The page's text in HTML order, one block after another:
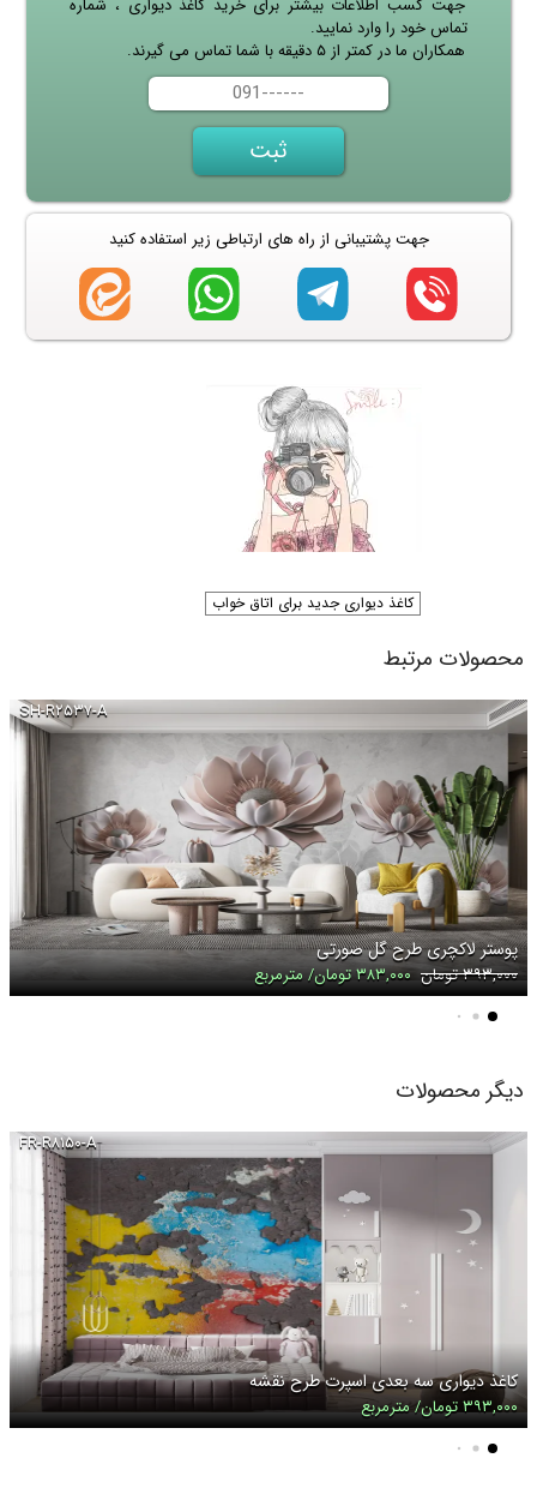
جهت کسب اطلاعات بیشتر برای خرید کاغذ دیواری ، شماره
تماس خود را وارد نمایید.
همکاران ما در کمتر از ۵ دقیقه با شما تماس می گیرند.
جهت پشتیبانی از راه های ارتباطی زیر استفاده کنید
کاغذ دیواری جدید برای اتاق خواب
محصولات مرتبط
SH-R۲۵۳۷-A
پوستر لاکچری طرح گل صورتی
۳۹۳,۰۰۰ تومان ۳۸۳,۰۰۰ تومان/ مترمربع
دیگر محصولات
FR-R۸۱۵۰-A
کاغذ دیواری سه بعدی اسپرت طرح نقشه
۳۹۳,۰۰۰ تومان/ مترمربع